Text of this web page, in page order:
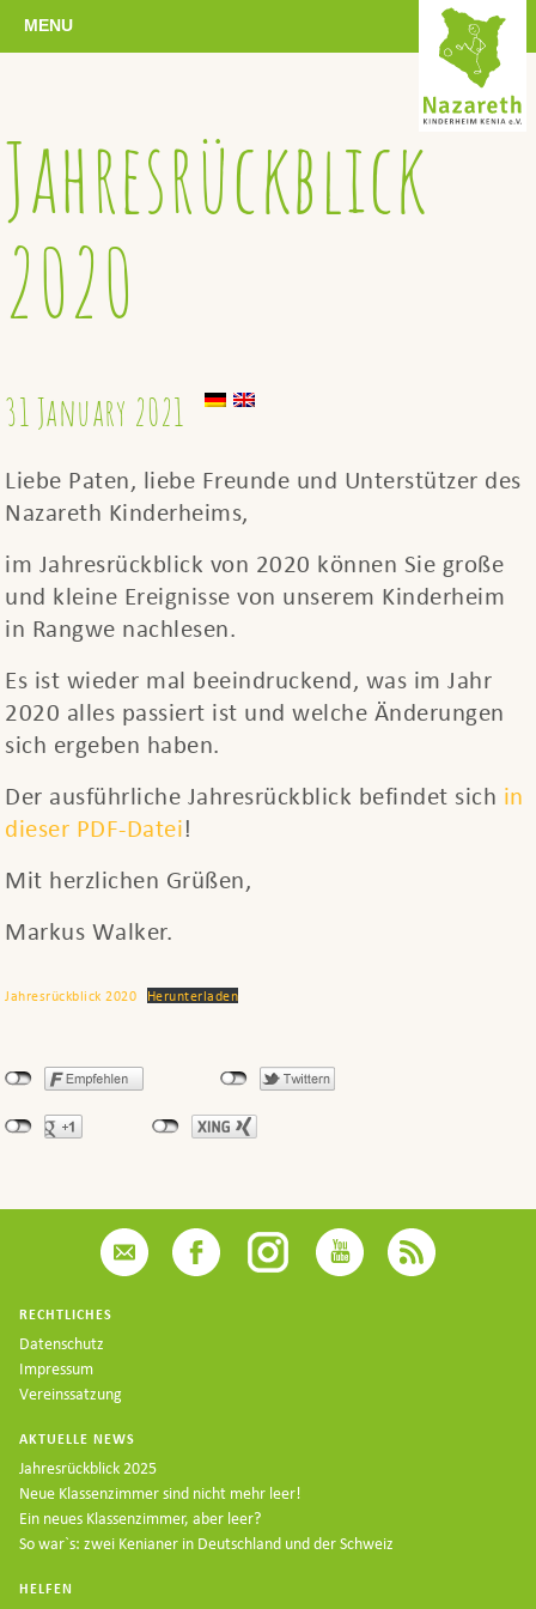
MENU
Jahresrückblick
2020
31 January 2021
Liebe Paten, liebe Freunde und Unterstützer des
Nazareth Kinderheims,
im Jahresrückblick von 2020 können Sie große
und kleine Ereignisse von unserem Kinderheim
in Rangwe nachlesen.
Es ist wieder mal beeindruckend, was im Jahr
2020 alles passiert ist und welche Änderungen
sich ergeben haben.
Der ausführliche Jahresrückblick befindet sich in
dieser PDF-Datei!
Mit herzlichen Grüßen,
Markus Walker.
Jahresrückblick 2020 Herunterladen
RECHTLICHES
Datenschutz
Impressum
Vereinssatzung
AKTUELLE NEWS
Jahresrückblick 2025
Neue Klassenzimmer sind nicht mehr leer!
Ein neues Klassenzimmer, aber leer?
So war`s: zwei Kenianer in Deutschland und der Schweiz
HELFEN